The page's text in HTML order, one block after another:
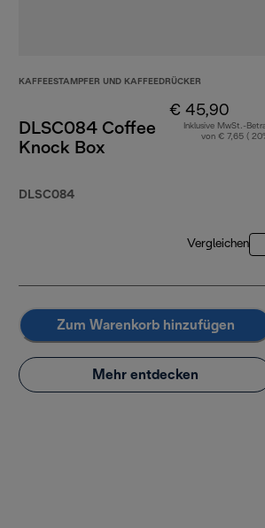
KAFFEESTAMPFER UND KAFFEEDRÜCKER
DLSC084 Coffee
Knock Box
DLSC084
€ 45,90
Inklusive MwSt.-
von € 7,65 (
Vergleichen
Zum Warenkorb hinzufügen
Mehr entdecken